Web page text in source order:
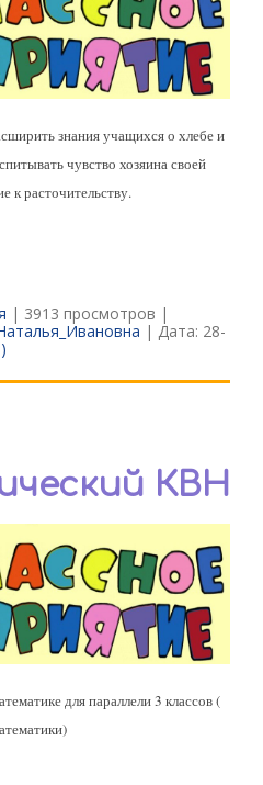
знания учащихся о хлебе и
чувство хозяина своей
к расточительству.
| 3913 просмотров |
| Дата: 28-
КВН
для параллели 3 классов (